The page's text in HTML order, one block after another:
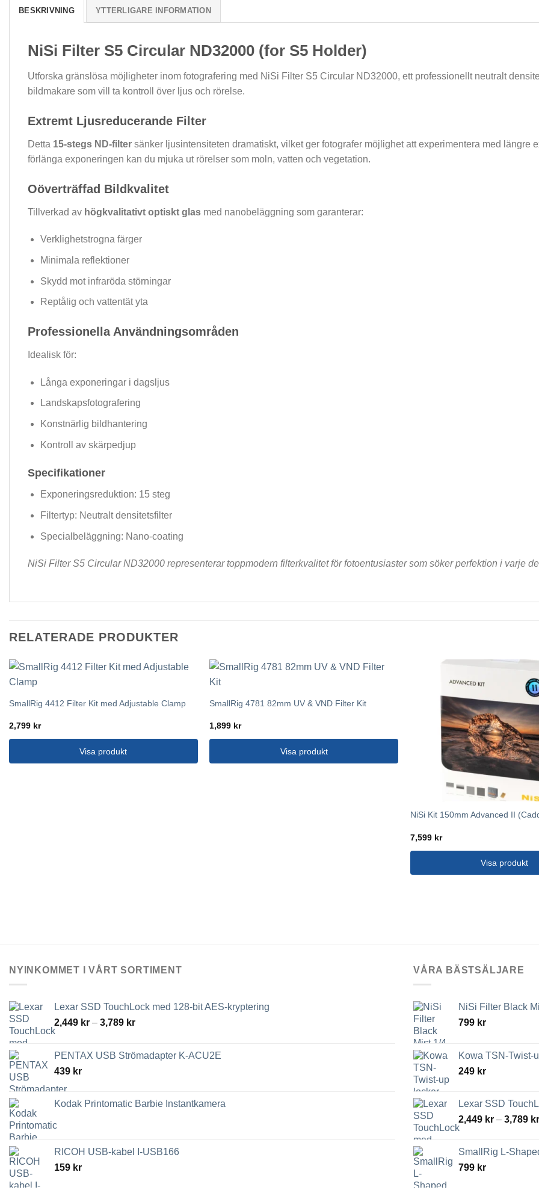
BESKRIVNING YTTERLIGARE INFORMATION
NiSi Filter S5 Circular ND32000 (for S5 Holder)
Utforska gränslösa möjligheter inom fotografering med NiSi Filter S5 Circular ND32000, ett professionellt neutralt
bildmakare som vill ta kontroll över ljus och rörelse.
Extremt Ljusreducerande Filter
Detta 15-stegs ND-filter sänker ljusintensiteten dramatiskt, vilket ger fotografer möjlighet att experimentera med längre
förlänga exponeringen kan du mjuka ut rörelser som moln, vatten och vegetation.
Oöverträffad Bildkvalitet
Tillverkad av högkvalitativt optiskt glas med nanobeläggning som garanterar:
Verklighetstrogna färger
Minimala reflektioner
Skydd mot infraröda störningar
Reptålig och vattentät yta
Professionella Användningsområden
Idealisk för:
Långa exponeringar i dagsljus
Landskapsfotografering
Konstnärlig bildhantering
Kontroll av skärpedjup
Specifikationer
Exponeringsreduktion: 15 steg
Filtertyp: Neutralt densitetsfilter
Specialbeläggning: Nano-coating
NiSi Filter S5 Circular ND32000 representerar toppmodern filterkvalitet för fotoentusiaster som söker perfektion i varje
RELATERADE PRODUKTER
SmallRig 4412 Filter Kit med Adjustable Clamp
2,799 kr
Visa produkt
SmallRig 4781 82mm UV & VND Filter Kit
1,899 kr
Visa produkt
NiSi Kit 150mm Advanced II
7,599 kr
Visa produkt
NYINKOMMET I VÅRT SORTIMENT
Lexar SSD TouchLock med 128-bit AES-kryptering
2,449 kr – 3,789 krPrisintervall:
3,789 kr
PENTAX USB Strömadapter K-ACU2E
439 kr
Kodak Printomatic Barbie Instantkamera
RICOH USB-kabel I-USB166
159 kr
VÅRA BÄSTSÄLJARE
NiSi Filter Black
799 kr
Kowa TSN-Twist-
249 kr
Lexar SSD
2,449 kr – 3,789 kr
SmallRig L-
799 kr